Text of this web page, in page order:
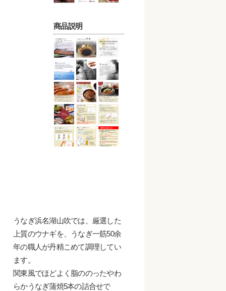
商品説明
うなぎ浜名湖山吹では、厳選した
上質のウナギを、うなぎ一筋50余
年の職人が丹精こめて調理してい
ます。
関東風でほどよく脂ののったやわ
らかうなぎ蒲焼5本の詰合せで